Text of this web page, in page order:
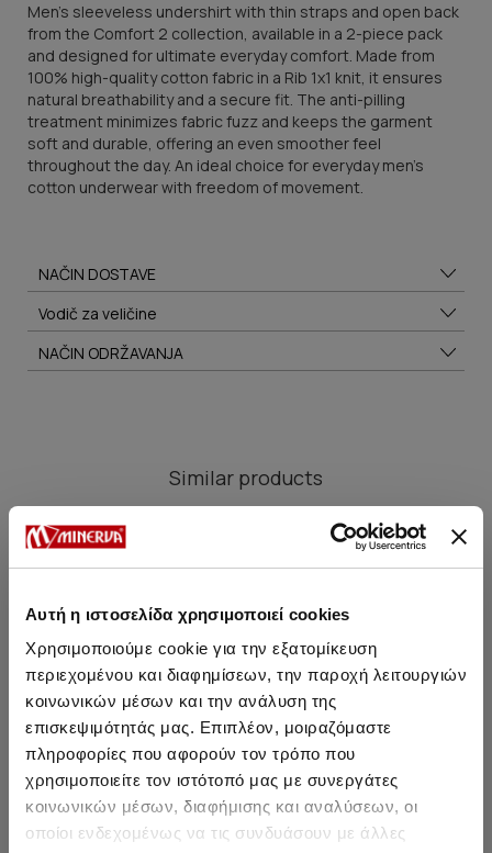
Αυτή η ιστοσελίδα χρησιμοποιεί cookies
Χρησιμοποιούμε cookie για την εξατομίκευση
περιεχομένου και διαφημίσεων, την παροχή λειτουργιών
κοινωνικών μέσων και την ανάλυση της
επισκεψιμότητάς μας. Επιπλέον, μοιραζόμαστε
πληροφορίες που αφορούν τον τρόπο που
χρησιμοποιείτε τον ιστότοπό μας με συνεργάτες
κοινωνικών μέσων, διαφήμισης και αναλύσεων, οι
οποίοι ενδεχομένως να τις συνδυάσουν με άλλες
Men's sleeveless undershirt with thin straps and open back
from the Comfort 2 collection, available in a 2-piece pack
and designed for ultimate everyday comfort. Made from
100% high-quality cotton fabric in a Rib 1x1 knit, it ensures
natural breathability and a secure fit. The anti-pilling
treatment minimizes fabric fuzz and keeps the garment
soft and durable, offering an even smoother feel
throughout the day. An ideal choice for everyday men's
cotton underwear with freedom of movement.
NAČIN DOSTAVE
Vodič za veličine
NAČIN ODRŽAVANJA
Similar products
Boxerice ice Comfort 2
SALE
Slip sa spoljasnjom gumom